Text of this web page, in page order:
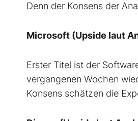
Denn der Konsens der
Microsoft (Upside laut
Erster Titel ist der
vergangenen Wochen
Konsens schätzen die